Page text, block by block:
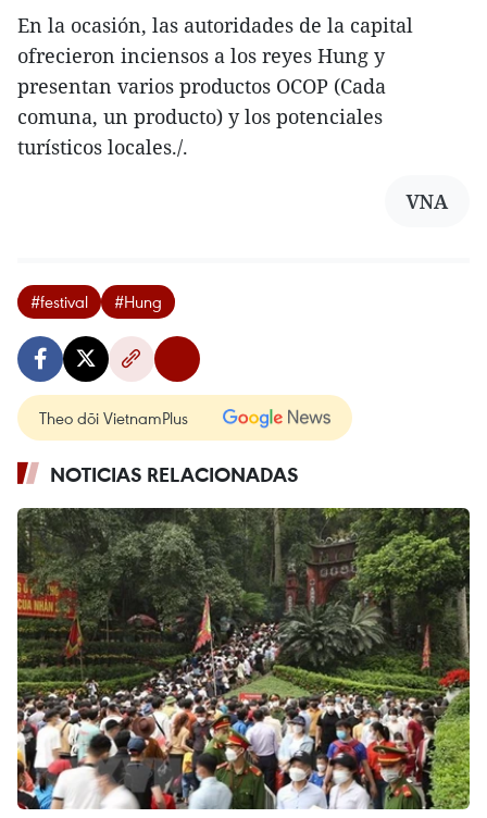
En la ocasión, las autoridades de la capital
ofrecieron inciensos a los reyes Hung y
presentan varios productos OCOP (Cada
comuna, un producto) y los potenciales
turísticos locales./.
VNA
#festival #Hung
Theo dõi VietnamPlus
NOTICIAS RELACIONADAS